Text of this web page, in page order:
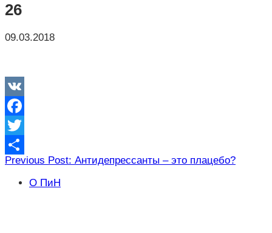
26
09.03.2018
VK
Facebook
Twitter
Отправить
Навигация
по
Previous Post: Антидепрессанты – это плацебо?
О ПиН